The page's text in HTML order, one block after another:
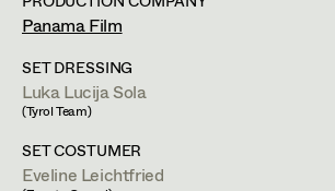
Costume Department
Retired Members
Honorary Members
Costume Coordinator
Set Costumer Supervisor
Sophie Fehrmann
Anna Fritsch
Kerstin Maria Gatterbauer
Magdalena Haim
Panama Film
SET DRESSING
Luka Lucija Sola
(Tyrol Team)
SET COSTUMER
Eveline Leichtfried